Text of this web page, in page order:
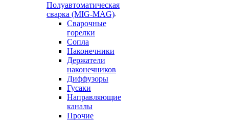
Полуавтоматическая
сварка (MIG-MAG)
Сварочные
горелки
Сопла
Наконечники
Держатели
наконечников
Диффузоры
Гусаки
Направляющие
каналы
Прочие